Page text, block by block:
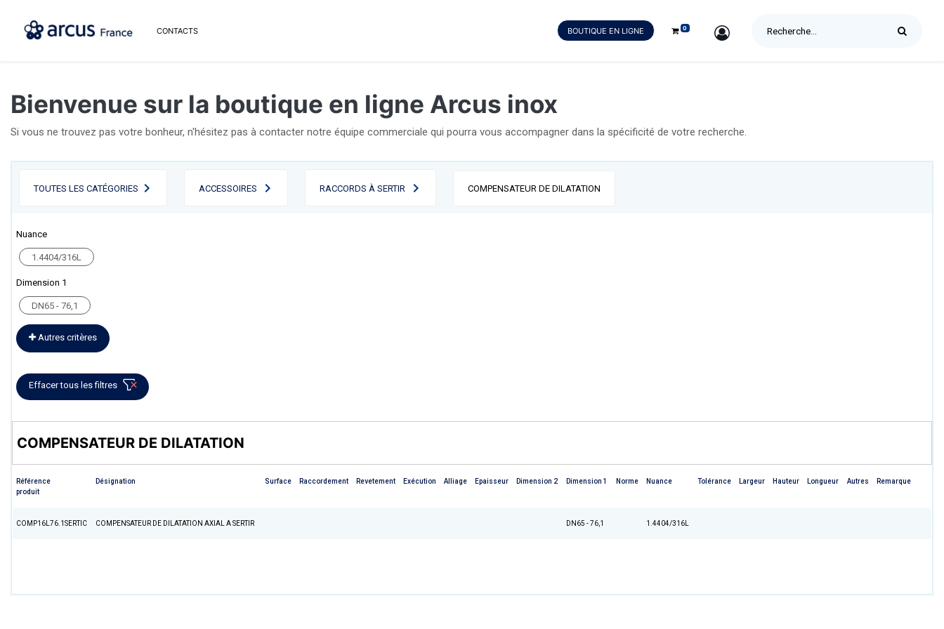
CONTACTS BOUTIQUE EN LIGNE 0 SIGN IN
Bienvenue sur la boutique en ligne Arcus inox
Si vous ne trouvez pas votre bonheur, n'hésitez pas à contacter notre équipe commerciale qui pourra vous accompagner dans la spécificité de votre recherche.
TOUTES LES CATÉGORIES ACCESSOIRES RACCORDS À SERTIR COMPENSATEUR DE DILATATION
Nuance
1.4404/316L
Dimension 1
DN65 - 76,1
Autres critères
Effacer tous les filtres
COMPENSATEUR DE DILATATION
Référence
produit
Désignation Surface Raccordement Revetement Exécution Alliage Epaisseur Dimension 2 Dimension 1 Norme Nuance Tolérance Largeur Hauteur Longueur Autres Remarque
COMP16L76.1SERTIC COMPENSATEUR DE DILATATION AXIAL A SERTIR DN65 - 76,1 1.4404/316L